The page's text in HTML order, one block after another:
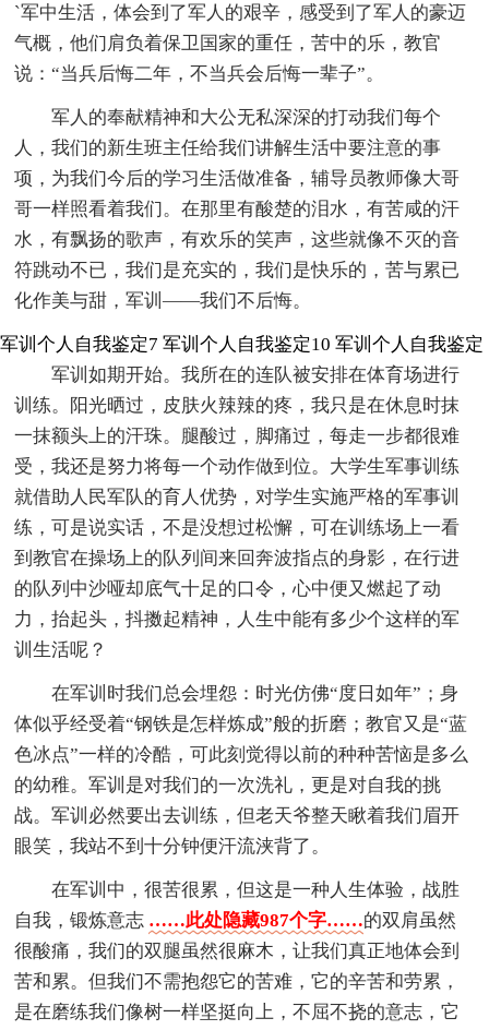
`军中生活，体会到了军人的艰辛，感受到了军人的豪迈
气概，他们肩负着保卫国家的重任，苦中的乐，教官
说：“当兵后悔二年，不当兵会后悔一辈子”。
军人的奉献精神和大公无私深深的打动我们每个
人，我们的新生班主任给我们讲解生活中要注意的事
项，为我们今后的学习生活做准备，辅导员教师像大哥
哥一样照看着我们。在那里有酸楚的泪水，有苦咸的汗
水，有飘扬的歌声，有欢乐的笑声，这些就像不灭的音
符跳动不已，我们是充实的，我们是快乐的，苦与累已
化作美与甜，军训——我们不后悔。
军训个人自我鉴定7
军训如期开始。我所在的连队被安排在体育场进行
训练。阳光晒过，皮肤火辣辣的疼，我只是在休息时抹
一抹额头上的汗珠。腿酸过，脚痛过，每走一步都很难
受，我还是努力将每一个动作做到位。大学生军事训练
就借助人民军队的育人优势，对学生实施严格的军事训
练，可是说实话，不是没想过松懈，可在训练场上一看
到教官在操场上的队列间来回奔波指点的身影，在行进
的队列中沙哑却底气十足的口令，心中便又燃起了动
力，抬起头，抖擞起精神，人生中能有多少个这样的军
训生活呢？
在军训时我们总会埋怨：时光仿佛“度日如年”；身
体似乎经受着“钢铁是怎样炼成”般的折磨；教官又是“蓝
色冰点”一样的冷酷，可此刻觉得以前的种种苦恼是多么
的幼稚。军训是对我们的一次洗礼，更是对自我的挑
战。军训必然要出去训练，但老天爷整天瞅着我们眉开
眼笑，我站不到十分钟便汗流浃背了。
在军训中，很苦很累，但这是一种人生体验，战胜
自我，锻炼意志 ……此处隐藏987个字……的双肩虽然
很酸痛，我们的双腿虽然很麻木，让我们真正地体会到
苦和累。但我们不需抱怨它的苦难，它的辛苦和劳累，
是在磨练我们像树一样坚挺向上，不屈不挠的意志，它
军训个人自我鉴定10 军训个人自我鉴定